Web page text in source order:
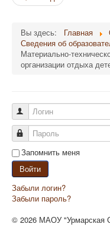
Вы здесь: Главная
Сведения об
Материально-
организации отдыха
Логин
Пароль
Запомнить меня
Войти
Забыли логин?
Забыли пароль?
© 2026 МАОУ "Урмарская